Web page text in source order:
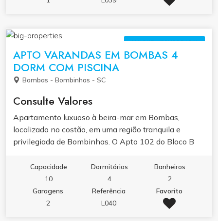
ALUGUEL (TEMPORADA)
APTO VARANDAS EM BOMBAS 4
DORM COM PISCINA
Bombas - Bombinhas - SC
Consulte Valores
Apartamento luxuoso à beira-mar em Bombas,
localizado no costão, em uma região tranquila e
privilegiada de Bombinhas. O Apto 102 do Bloco B
para o mar, proporcionando uma experiência única de
lazer, conforto e bem-estar. O condomínio conta com
piscina aquecida e academia, garantindo momentos
de diversão e qualidade de vida durante todo o ano. O
Capacidade
10
Dormitórios
4
Banheiros
2
Garagens
2
Referência
L040
Favorito